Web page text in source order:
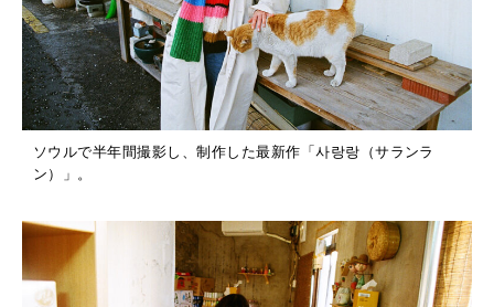
2026年3月号「スイーツ予想図 2026」
2026年2月号「良運を掴む 新・開運術。」
2026年1月号「猫がいれば、幸せ」
で
開
催
中
！
ソウルで半年間撮影し、制作した最新作「사랑랑（サランラ
ン）」。